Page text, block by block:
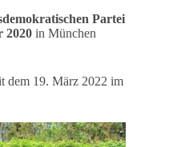
Partei
2020 in München
dem 19. März 2022 im